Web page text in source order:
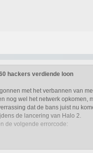
hackers verdiende loon
met het verbannen van
nog wel het netwerk opkomen,
dat de bans juist nu
de lancering van Halo 2.
de volgende errorcode: